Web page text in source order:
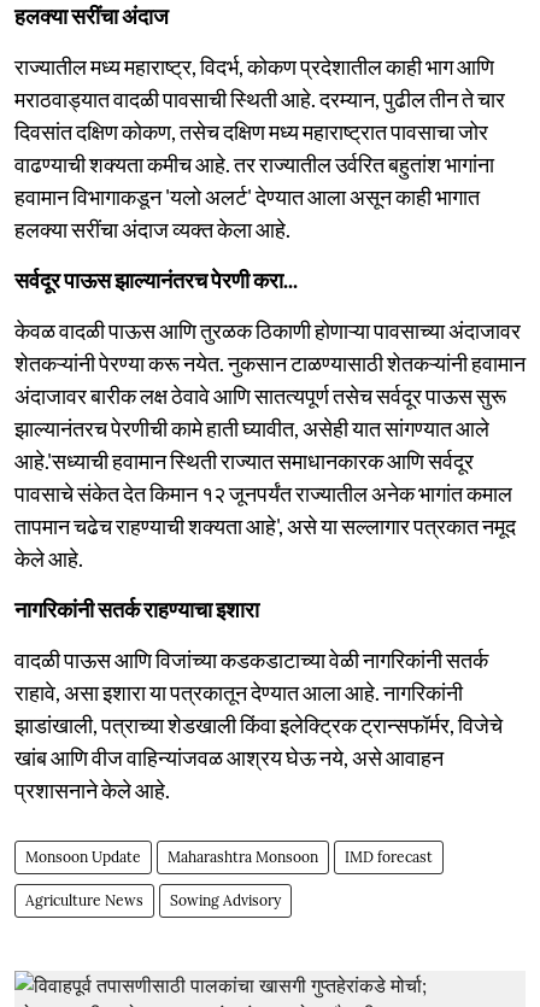
हलक्या सरींचा अंदाज
राज्यातील मध्य महाराष्ट्र, विदर्भ, कोकण प्रदेशातील काही भाग आणि
मराठवाड्यात वादळी पावसाची स्थिती आहे. दरम्यान, पुढील तीन ते चार
दिवसांत दक्षिण कोकण, तसेच दक्षिण मध्य महाराष्ट्रात पावसाचा जोर
वाढण्याची शक्यता कमीच आहे. तर राज्यातील उर्वरित बहुतांश भागांना
हवामान विभागाकडून 'यलो अलर्ट' देण्यात आला असून काही भागात
हलक्या सरींचा अंदाज व्यक्त केला आहे.
सर्वदूर पाऊस झाल्यानंतरच पेरणी करा...
केवळ वादळी पाऊस आणि तुरळक ठिकाणी होणाऱ्या पावसाच्या अंदाजावर
शेतकऱ्यांनी पेरण्या करू नयेत. नुकसान टाळण्यासाठी शेतकऱ्यांनी हवामान
अंदाजावर बारीक लक्ष ठेवावे आणि सातत्यपूर्ण तसेच सर्वदूर पाऊस सुरू
झाल्यानंतरच पेरणीची कामे हाती घ्यावीत, असेही यात सांगण्यात आले
आहे.'सध्याची हवामान स्थिती राज्यात समाधानकारक आणि सर्वदूर
पावसाचे संकेत देत किमान १२ जूनपर्यंत राज्यातील अनेक भागांत कमाल
तापमान चढेच राहण्याची शक्यता आहे', असे या सल्लागार पत्रकात नमूद
केले आहे.
नागरिकांनी सतर्क राहण्याचा इशारा
वादळी पाऊस आणि विजांच्या कडकडाटाच्या वेळी नागरिकांनी सतर्क
राहावे, असा इशारा या पत्रकातून देण्यात आला आहे. नागरिकांनी
झाडांखाली, पत्राच्या शेडखाली किंवा इलेक्ट्रिक ट्रान्सफॉर्मर, विजेचे
खांब आणि वीज वाहिन्यांजवळ आश्रय घेऊ नये, असे आवाहन
प्रशासनाने केले आहे.
Monsoon Update Maharashtra Monsoon IMD forecast
Agriculture News Sowing Advisory